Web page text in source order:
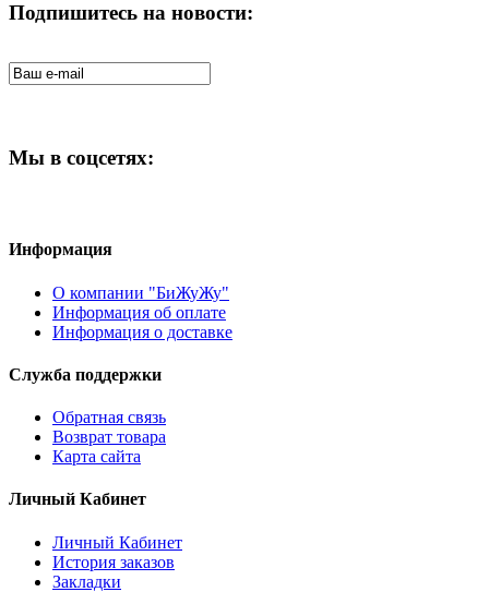
Подпишитесь на новости:
Мы в соцсетях:
Информация
О компании "БиЖуЖу"
Информация об оплате
Информация о доставке
Служба поддержки
Обратная связь
Возврат товара
Карта сайта
Личный Кабинет
Личный Кабинет
История заказов
Закладки